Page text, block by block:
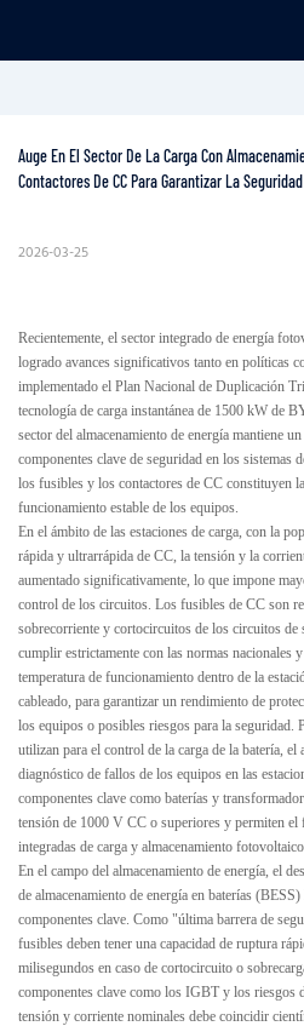
Auge En El Sector De La Carga Con
Contactores De CC Para Garantizar La
2026-03-25
Recientemente, el sector integrado de energía
logrado avances significativos tanto en políticas
implementado el Plan Nacional de Duplicación
tecnología de carga instantánea de 1500 kW de
sector del almacenamiento de energía mantiene
componentes clave de seguridad en los sistemas
los fusibles y los contactores de CC constituyen
funcionamiento estable de los equipos.
En el ámbito de las estaciones de carga, con la
rápida y ultrarrápida de CC, la tensión y la
aumentado significativamente, lo que impone
control de los circuitos. Los fusibles de CC son
sobrecorriente y cortocircuitos de los circuitos de
cumplir estrictamente con las normas nacionales
temperatura de funcionamiento dentro de la
cableado, para garantizar un rendimiento de
los equipos o posibles riesgos para la seguridad.
utilizan para el control de la carga de la batería, el
diagnóstico de fallos de los equipos en las
componentes clave como baterías y
tensión de 1000 V CC o superiores y permiten el
integradas de carga y almacenamiento
En el campo del almacenamiento de energía, el
de almacenamiento de energía en baterías
componentes clave. Como "última barrera de
fusibles deben tener una capacidad de ruptura
milisegundos en caso de cortocircuito o
componentes clave como los IGBT y los riesgos
tensión y corriente nominales debe coincidir